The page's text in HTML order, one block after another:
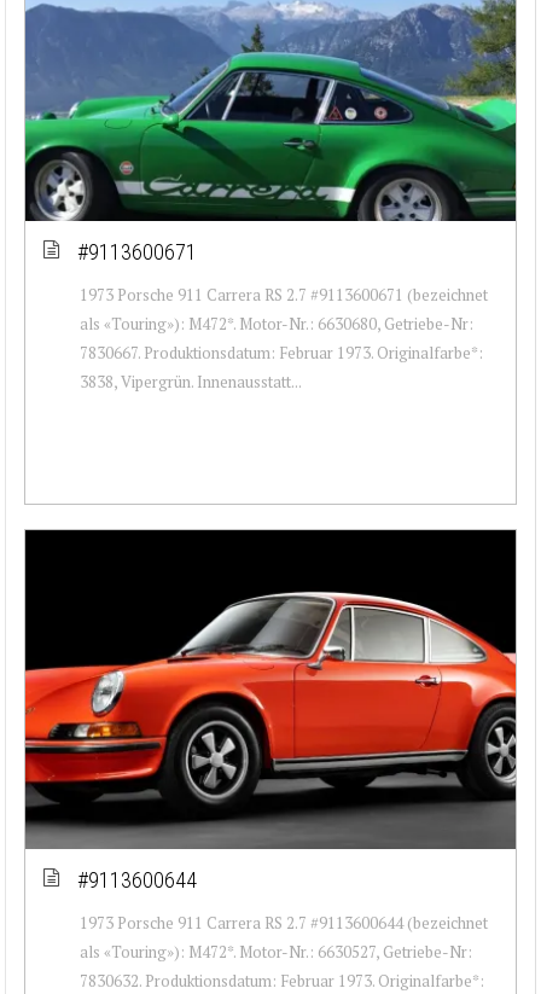
#9113600671
1973 Porsche 911 Carrera RS 2.7 #9113600671 (bezeichnet
als «Touring»): M472*. Motor-Nr.: 6630680, Getriebe-Nr:
7830667. Produktionsdatum: Februar 1973. Originalfarbe*:
3838, Vipergrün. Innenausstatt...
#9113600644
1973 Porsche 911 Carrera RS 2.7 #9113600644 (bezeichnet
als «Touring»): M472*. Motor-Nr.: 6630527, Getriebe-Nr:
7830632. Produktionsdatum: Februar 1973. Originalfarbe*: